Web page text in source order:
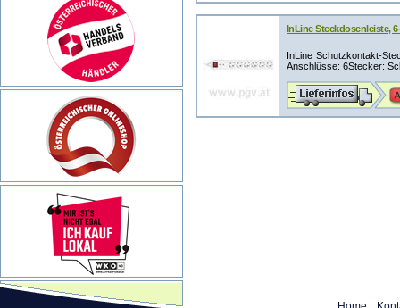
InLine Steckdosenleiste,
InLine Schutzkontakt-
Anschlüsse: 6Stecker: